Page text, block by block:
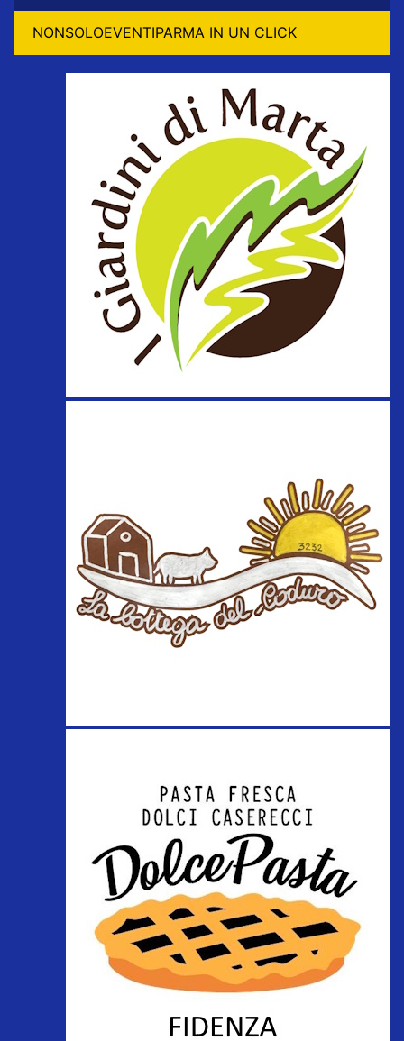
NONSOLOEVENTIPARMA IN UN CLICK